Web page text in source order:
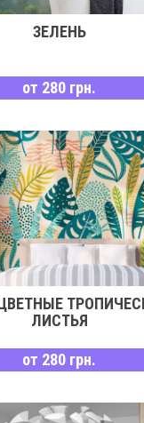
ЗЕЛЕНЬ
от 280 грн.
ЛИСТЬЯ
от 280 грн.